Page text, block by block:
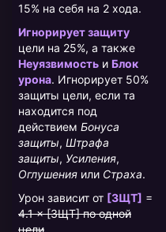
15% на себя на 2 хода.
Игнорирует защиту
цели на 25%, а также
Неуязвимость и Блок
урона. Игнорирует 50%
защиты цели, если та
находится под
действием Бонуса
защиты, Штрафа
защиты, Усиления,
Оглушения или Страха.
Урон зависит от [ЗЩТ] =
4.1 × [ЗЩТ] по одной
цели